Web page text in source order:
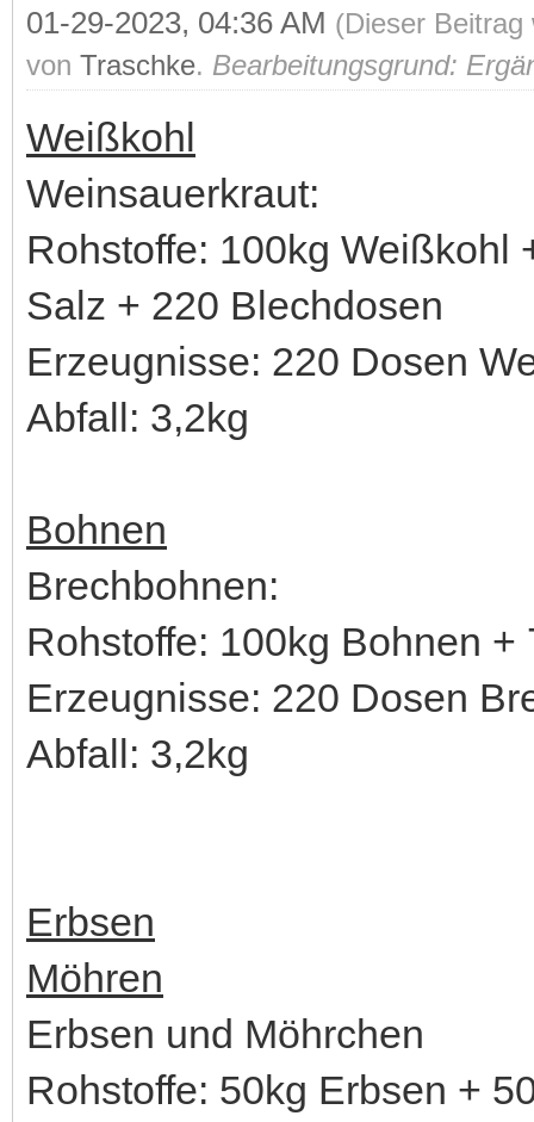
01-29-2023, 04:36 AM (Dieser
von Traschke. Bearbeitungsgrund:
Weißkohl
Weinsauerkraut:
Rohstoffe: 100kg Weißkohl
Salz + 220 Blechdosen
Erzeugnisse: 220 Dosen
Abfall: 3,2kg
Bohnen
Brechbohnen:
Rohstoffe: 100kg Bohnen
Erzeugnisse: 220 Dosen
Abfall: 3,2kg
Erbsen
Möhren
Erbsen und Möhrchen
Rohstoffe: 50kg Erbsen +